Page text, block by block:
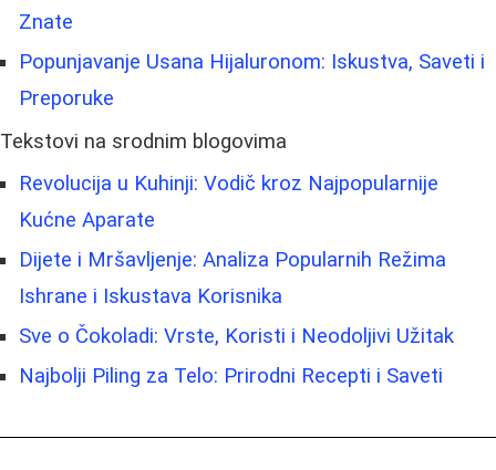
Znate
Popunjavanje Usana Hijaluronom: Iskustva, Saveti i
Preporuke
Tekstovi na srodnim blogovima
Revolucija u Kuhinji: Vodič kroz Najpopularnije
Kućne Aparate
Dijete i Mršavljenje: Analiza Popularnih Režima
Ishrane i Iskustava Korisnika
Sve o Čokoladi: Vrste, Koristi i Neodoljivi Užitak
Najbolji Piling za Telo: Prirodni Recepti i Saveti